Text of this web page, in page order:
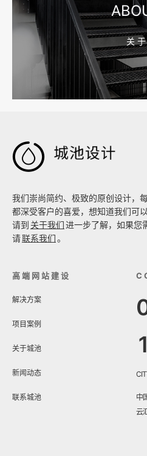
2026-08-02 17:58:44
工厂短视频拍摄后，怎样放进官
关 于

我们崇尚简约、极致的原创设计，
都深受客户的喜爱，想知道我们可
请到 关于我们进一步了解，如果您
请联系我们。
高端网站建设
解决方案
项目案例
关于城池
新闻动态
联系城池
中
云